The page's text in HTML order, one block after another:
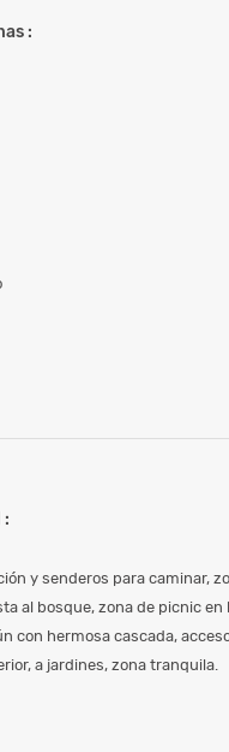
:
:
y senderos para caminar,
al bosque, zona de picnic en
con hermosa cascada,
a jardines, zona tranquila.